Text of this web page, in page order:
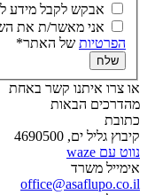
אבקש לקבל מידע
אני מאשר/ת את
הפרטיות של האתר*
שלח
או צרו איתנו קשר באחת
מהדרכים הבאות
כתובת
קיבוץ גליל ים, 4690500
נווט עם waze
אימייל משרד
office@asaflupo.co.il